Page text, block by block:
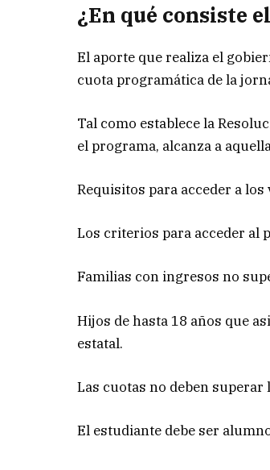
¿En qué consiste
El aporte que realiza el
cuota programática de la
Tal como establece la
el programa, alcanza a
Requisitos para acceder a
Los criterios para acceder al
Familias con ingresos no
Hijos de hasta 18 años que
estatal.
Las cuotas no deben superar
El estudiante debe ser